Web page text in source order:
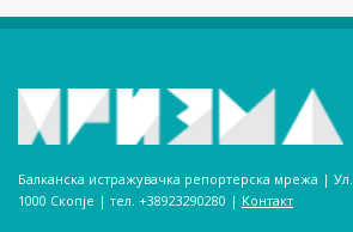
Балканска истражувачка репортерска мрежа |
1000 Скопје | тел. +38923290280­ | Контакт